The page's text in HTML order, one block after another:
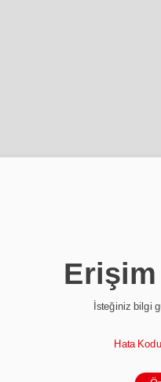
İsteğiniz bilgi
Hata